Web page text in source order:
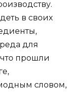
в своих
для
прошли
модным словом,